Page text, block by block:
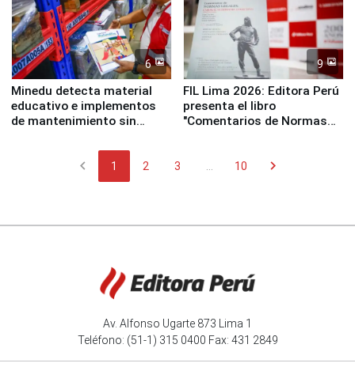
6
Minedu detecta material
educativo e implementos
de mantenimiento sin
9
FIL Lima 2026: Editora Perú
presenta el libro
"Comentarios de Normas
chevron_left 1 2 3 10 chevron_right
Av. Alfonso Ugarte 873 Lima 1
Teléfono: (51-1) 315 0400 Fax: 431 2849